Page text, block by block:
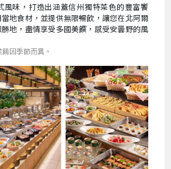
風味，打造出涵蓋信州獨特菜色的豐富饗
地食材，並提供無限暢飲，讓您在北阿爾
地，盡情享受多國美饌，感受安曇野的風
因季節而異。